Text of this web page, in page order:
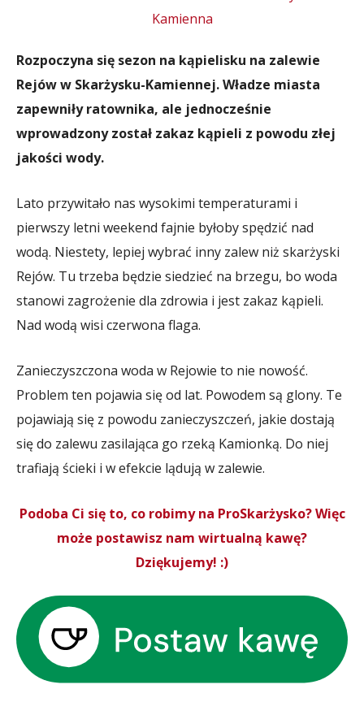
Rozpoczyna się sezon na kąpielisku na zalewie
Rejów w Skarżysku-Kamiennej. Władze miasta
zapewniły ratownika, ale jednocześnie
wprowadzony został zakaz kąpieli z powodu złej
jakości wody.
Lato przywitało nas wysokimi temperaturami i
pierwszy letni weekend fajnie byłoby spędzić nad
wodą. Niestety, lepiej wybrać inny zalew niż skarżyski
Rejów. Tu trzeba będzie siedzieć na brzegu, bo woda
stanowi zagrożenie dla zdrowia i jest zakaz kąpieli.
Nad wodą wisi czerwona flaga.
Zanieczyszczona woda w Rejowie to nie nowość.
Problem ten pojawia się od lat. Powodem są glony. Te
pojawiają się z powodu zanieczyszczeń, jakie dostają
się do zalewu zasilająca go rzeką Kamionką. Do niej
trafiają ścieki i w efekcie lądują w zalewie.
Podoba Ci się to, co robimy na ProSkarżysko? Więc
może postawisz nam wirtualną kawę?
Dziękujemy! :)